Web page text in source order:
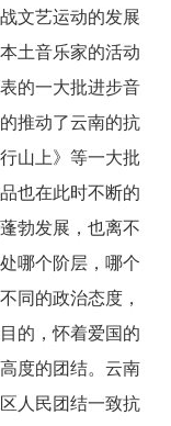
文艺运动的发展
土音乐家的活动
的一大批进步音
推动了云南的抗
山上》等一大批
也在此时不断的
勃发展，也离不
哪个阶层，哪个
同的政治态度，
的，怀着爱国的
度的团结。云南
人民团结一致抗